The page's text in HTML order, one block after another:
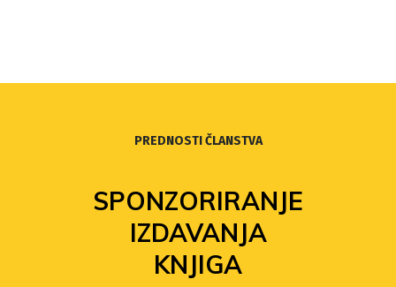
PREDNOSTI ČLANSTVA
SPONZORIRANJE
IZDAVANJA
KNJIGA